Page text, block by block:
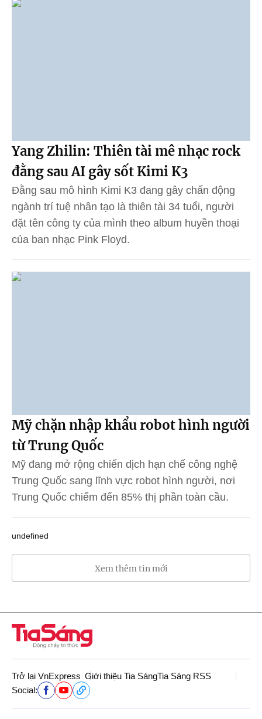
Yang Zhilin: Thiên tài mê nhạc rock
đằng sau AI gây sốt Kimi K3
Đằng sau mô hình Kimi K3 đang gây chấn động
ngành trí tuệ nhân tạo là thiên tài 34 tuổi, người
đặt tên công ty của mình theo album huyền thoại
của ban nhạc Pink Floyd.
Mỹ chặn nhập khẩu robot hình người
từ Trung Quốc
Mỹ đang mở rộng chiến dịch hạn chế công nghệ
Trung Quốc sang lĩnh vực robot hình người, nơi
Trung Quốc chiếm đến 85% thị phần toàn cầu.
undefined
Xem thêm tin mới
Trở lại VnExpress Giới thiệu Tia SángTia Sáng RSS
Social: